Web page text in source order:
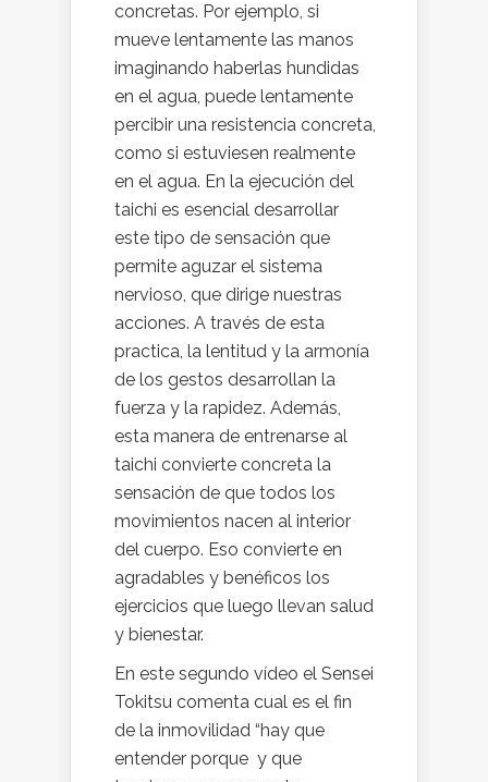
concretas. Por ejemplo, si
mueve lentamente las manos
imaginando haberlas hundidas
en el agua, puede lentamente
percibir una resistencia concreta,
como si estuviesen realmente
en el agua. En la ejecución del
taichi es esencial desarrollar
este tipo de sensación que
permite aguzar el sistema
nervioso, que dirige nuestras
acciones. A través de esta
practica, la lentitud y la armonía
de los gestos desarrollan la
fuerza y la rapidez. Además,
esta manera de entrenarse al
taichi convierte concreta la
sensación de que todos los
movimientos nacen al interior
del cuerpo. Eso convierte en
agradables y benéficos los
ejercicios que luego llevan salud
y bienestar.
En este segundo vídeo el Sensei
Tokitsu comenta cual es el fin
de la inmovilidad “hay que
entender porque y que